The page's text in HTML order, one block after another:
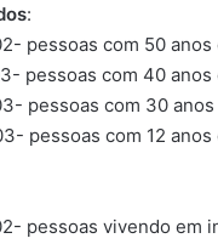
:
pessoas com 50 anos
pessoas com 40 anos
pessoas com 30 anos
pessoas com 12 anos
pessoas vivendo em